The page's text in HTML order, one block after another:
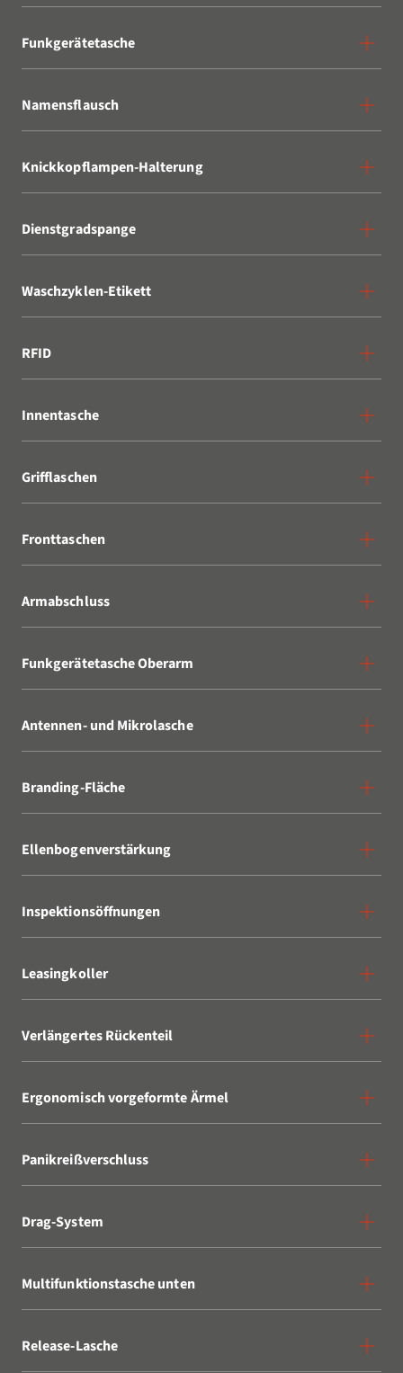
Funkgerätetasche
Namensflausch
Knickkopflampen-Halterung
Dienstgradspange
Waschzyklen-Etikett
RFID
Innentasche
Grifflaschen
Fronttaschen
Armabschluss
Funkgerätetasche Oberarm
Antennen- und Mikrolasche
Branding-Fläche
Ellenbogenverstärkung
Inspektionsöffnungen
Leasingkoller
Verlängertes Rückenteil
Ergonomisch vorgeformte Ärmel
Panikreißverschluss
Drag-System
Multifunktionstasche unten
Release-Lasche